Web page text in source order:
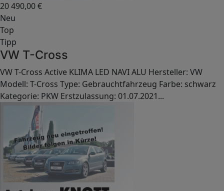
20 490,00€
Neu
Top
Tipp
VW T-Cross
VW T-Cross Active KLIMA LED NAVI ALU Hersteller: VW
Modell: T-Cross Type: Gebrauchtfahrzeug Farbe: schwarz
Kategorie: PKW Erstzulassung: 01.07.2021...